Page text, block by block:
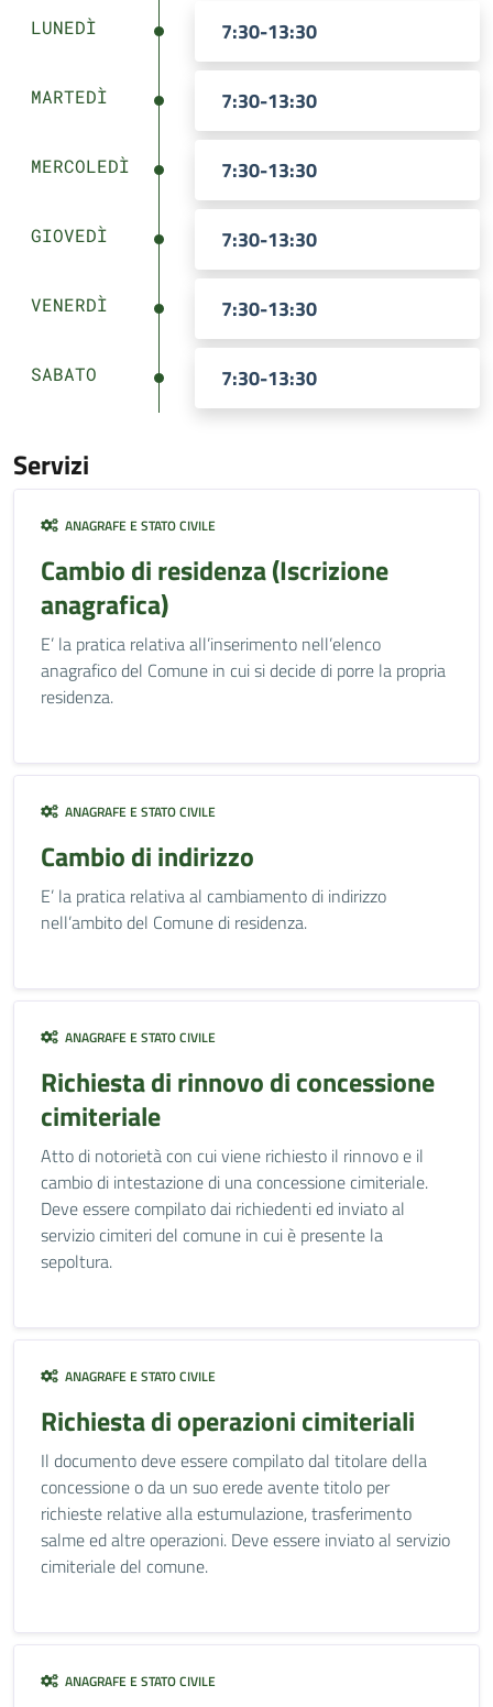
LUNEDÌ 7:30-13:30
MARTEDÌ 7:30-13:30
MERCOLEDÌ 7:30-13:30
GIOVEDÌ 7:30-13:30
VENERDÌ 7:30-13:30
SABATO 7:30-13:30
Servizi
ANAGRAFE E STATO CIVILE
Cambio di residenza (Iscrizione
anagrafica)
E’ la pratica relativa all’inserimento nell’elenco
anagrafico del Comune in cui si decide di porre la propria
residenza.
ANAGRAFE E STATO CIVILE
Cambio di indirizzo
E’ la pratica relativa al cambiamento di indirizzo
nell’ambito del Comune di residenza.
ANAGRAFE E STATO CIVILE
Richiesta di rinnovo di concessione
cimiteriale
Atto di notorietà con cui viene richiesto il rinnovo e il
cambio di intestazione di una concessione cimiteriale.
Deve essere compilato dai richiedenti ed inviato al
servizio cimiteri del comune in cui è presente la
sepoltura.
ANAGRAFE E STATO CIVILE
Richiesta di operazioni cimiteriali
Il documento deve essere compilato dal titolare della
concessione o da un suo erede avente titolo per
richieste relative alla estumulazione, trasferimento
salme ed altre operazioni. Deve essere inviato al servizio
cimiteriale del comune.
ANAGRAFE E STATO CIVILE